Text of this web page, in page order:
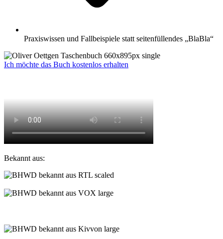
Praxiswissen und Fallbeispiele statt seitenfüllendes „BlaBla“
Ich möchte das Buch kostenlos erhalten
Bekannt aus: